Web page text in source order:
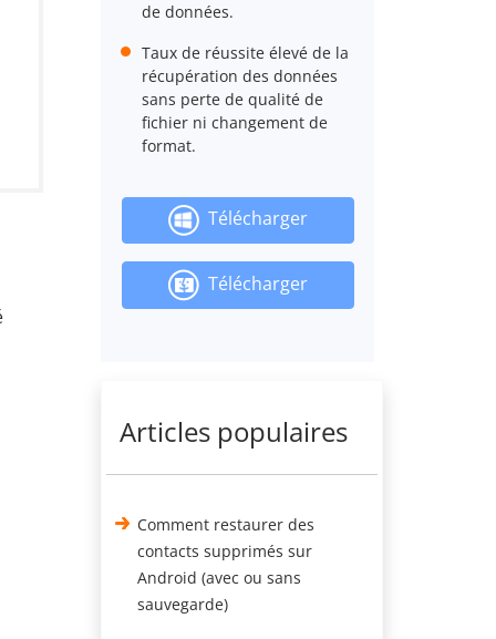
de données.
Taux de réussite élevé de la
récupération des données
sans perte de qualité de
fichier ni changement de
format.
Télécharger
Télécharger
Articles populaires
Comment restaurer des
contacts supprimés sur
Android (avec ou sans
sauvegarde)